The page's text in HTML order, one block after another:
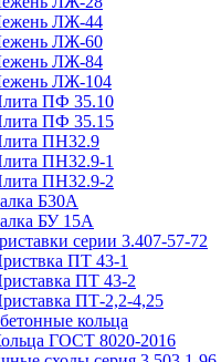
ЛЖ-44
ЛЖ-60
ЛЖ-84
ЛЖ-104
ПФ 35.10
ПФ 35.15
ПН32.9
ПН32.9-1
ПН32.9-2
Б30А
БУ 15А
серии 3.407-57-72
ПТ 43-1
ПТ 43-2
ПТ-2,2-4,25
кольца
ГОСТ 8020-2016